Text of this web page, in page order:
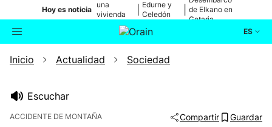
Hoy es noticia
una
vivienda
de Bilbao
Edurne y
Celedón
de Elkano en
Getaria
ES
Buscador Actualidad
Inicio Actualidad Sociedad
Escuchar
ACCIDENTE DE MONTAÑA Compartir Guardar